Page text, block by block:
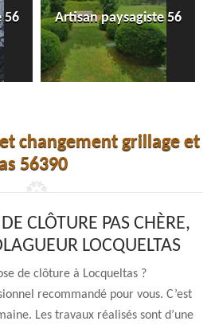
56 Artisan paysagiste 56
changement grillage et
56390
CLÔTURE PAS CHÈRE,
LOCQUELTAS
de clôture à Locqueltas ?
recommandé pour vous. C’est
Les travaux réalisés sont d’une